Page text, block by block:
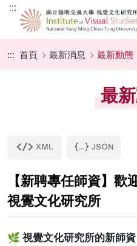
:::
::: 首頁 最新消息 最新動態
最
【新聘專任師資】
視覺文化研究所
🌿 視覺文化研究所的新師